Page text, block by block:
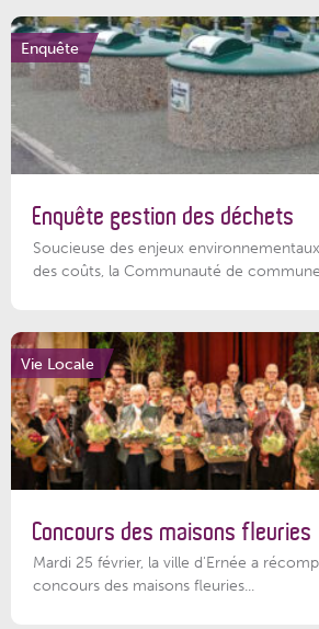
Enquête
Enquête gestion des déchets
Soucieuse des enjeux
des coûts, la Communauté de
Vie Locale
Concours des maisons fleuries
Mardi 25 février, la ville d'Ernée a
concours des maisons fleuries...